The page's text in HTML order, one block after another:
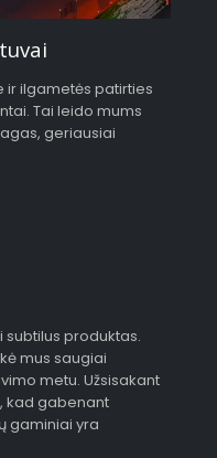
ir ilgametės patirties
Tai leido mums
geriausiai
produktas.
mus saugiai
metu. Užsisakant
kad gabenant
gaminiai yra